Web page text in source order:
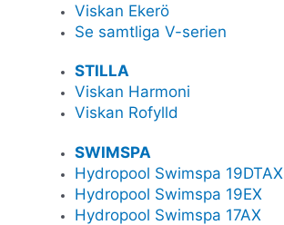
Viskan Ekerö
Se samtliga V-serien
STILLA
Viskan Harmoni
Viskan Rofylld
SWIMSPA
Hydropool Swimspa 19DTAX
Hydropool Swimspa 19EX
Hydropool Swimspa 17AX